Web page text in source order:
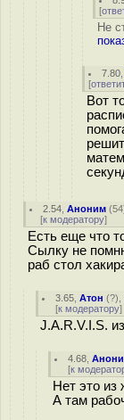
[
Не
7.80
[
Вот
2.54 ,Аноним (54
[к модератору]
Есть еще что
Сылку не
раб стол
3.65 ,Атон (?),
[к модератору]
J.A.R.V.I.S.
4.68 ,
[к
Нет это из
А там